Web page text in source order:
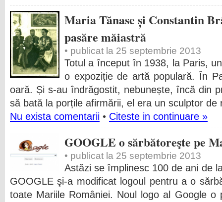
Maria Tănase și Constantin
pasăre măiastră
• publicat la 25 septembrie 2013
Totul a început în 1938, la Paris,
o expoziție de artă populară. În
oară. Și s-au îndrăgostit, nebunește, încă din
să bată la porțile afirmării, el era un sculptor de
Nu exista comentarii • Citeste in continuare »
GOOGLE o sărbătoreşte pe
• publicat la 25 septembrie 2013
Astăzi se împlinesc 100 de ani de
GOOGLE şi-a modificat logoul pentru a o
toate Mariile României. Noul logo al Google o